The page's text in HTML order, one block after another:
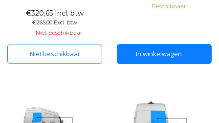
schuifraam is gemaakt van 80%
verduisterd privacyglas.
Hierdoor kunt u wel zelf naar
buiten kijken maar dit maakt
het lastig om naar binnen te
kijken. Dit handige schuifraam
is te
€320,65 Incl. btw
€265,00 Excl. btw
Niet beschikbaar
Niet beschikbaar
Beschikbaar
In winkelwagen